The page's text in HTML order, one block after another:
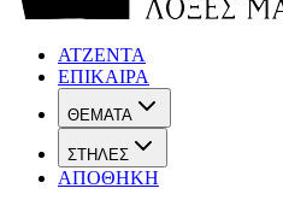
ΑΤΖΕΝΤΑ
ΕΠΙΚΑΙΡΑ
ΘΕΜΑΤΑ
ΣΤΗΛΕΣ
ΑΠΟΘΗΚΗ